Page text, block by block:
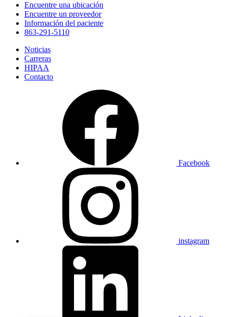
Encuentre una ubicación
Encuentre un proveedor
Información del paciente
863-291-5110
Noticias
Carreras
HIPAA
Contacto
Facebook
instagram